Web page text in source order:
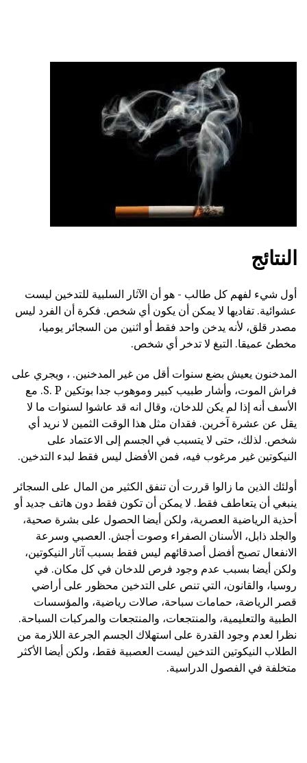
النتائج
أول شيء لفهم كل طالب - هو أن الآثار السلبية للتدخين ليست
عشوائية. تفاديها لا يمكن أن يكون أي شخص. فكرة أن الفرد ليس
مصدر قلق، لأنه يدخن واحد فقط أو اثنين من السجائر يوميا،
مخطئ عميقا. التبغ لا تدخر أي شخص.
المدخنون يعيش بضع سنوات أقل من غير المدخنين. ، ويجري على
فراش الموت، وأشار طبيب كبير وموهوب جدا بوتكين S. P. مع
الأسف أنه إذا لم يكن للدخان، وقال انه قد عاشوا لسنوات ما لا
يقل عن عشرة آخرين. فقدان مثل هذا الوقت الثمين لا نريد أي
شخص. لذلك، حتى لا يتسبب في الجسم إلى الاعتماد على
النيكوتين غير مرغوب فيه، فمن الأفضل ليس فقط لبدء التدخين.
أولئك الذين ما زالوا قررت أن تنفق الكثير من المال على السجائر
ينبغي أن يتعاطف فقط. لا يمكن أن تكون فقط دون هاتف جديد أو
أحذية الرياضية العصرية، ولكن أيضا الحصول على بشرة صحية،
والجلد ذابل، الأسنان الصفراء وصوت أجش. العصبي وسرعة
الانفعال تصبح أفضل أصدقائهم ليس فقط بسبب آثار النيكوتين،
ولكن أيضا بسبب عدم وجود فرص للدخان في كل مكان. في
روسيا، والقانون، التي تنص على التدخين محظور على أراضي
قصر الرياضة، حمامات سباحة، صالات رياضية، والمؤسسات
الطبية والتعليمية، والمنتجعات، والمنتجعات والمركبات السباحة.
نظرا لعدم وجود القدرة على استهلاك الجسم الجرعة اللازمة من
الطلاب النيكوتين التدخين ليست العصبية فقط، ولكن أيضا الأكثر
متخلفة في الفصول الدراسية.